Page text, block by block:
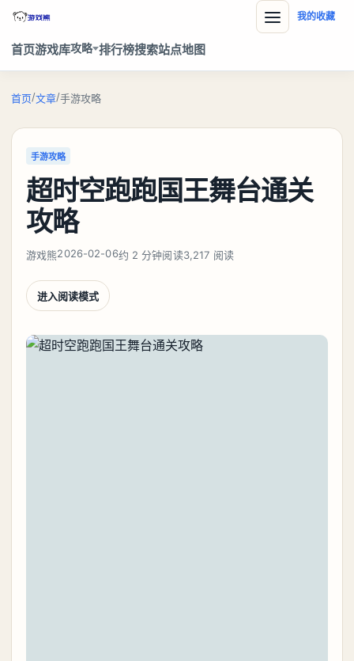
首页游戏库攻略 排行榜搜索站点地图
我的收藏
首页/文章/手游攻略
手游攻略
超时空跑跑国王舞台通关
攻略
游戏熊2026-02-06约 2 分钟阅读3,217 阅读
进入阅读模式